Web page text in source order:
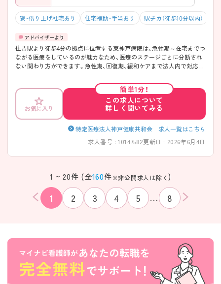
該当件数
クリア
検索する
寮・借り上げ社宅あり 住宅補助・手当あり 駅チカ（徒歩10分以内）
住吉駅より徒歩4分の拠点に位置する東神戸病院は、急性期～在宅までつ
ながる医療をしているのが魅力なため、医療のステージごとに分断され
ない関わり方ができます。急性期、回復期、緩和ケアまで法人内で対応を
景まで含めた支援に関わることができます。病院・在宅のどちらが初め
ての方でも、法人全体で支える環境が整っており、地域医療に腰を据えて
関わりたい方におすすめの法人です♪
――――――――――――――― ■ 未経験分野も安心してスタートで
きます ――――――――――――――― 現場任せにしない支援体制が
整っています。 ・病院母体の訪問系サービスで相談しやすい ・一定の流
れに沿った教育を実施 ・在宅分野が初めての方も段階的に慣れていけま
す ・1か月目途に師長面談を実施、病棟ごとの学習会やオンラインで受講
できるナーシングスキルで学習を行っています。
ています ――――――――――――――― 医療面と暮らしの視点をバ
ランスよく経験できます。 ・急性期から慢性期まで幅広い経験が可能 ・
医療依存度の異なる患者様に対応 ・地域生活を支える視点で関われる職
場です
お気に入り
簡単1分！
この求人について
詳しく聞いてみる
特定医療法人神戸健康共和会 求人一覧はこちら
求人番号 : 10147582更新日 : 2026年6月4日
1 ~ 20件 (全160件※非公開求人は除く )
1 2 3 4 5 … 8